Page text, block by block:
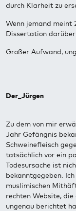
durch Klarheit zu
Wenn jemand meint
Dissertation
Großer Aufwand,
Der_Jürgen
Zu dem von mir
Jahr Gefängnis
Schweinefleisch
tatsächlich vor ein
Todesursache ist
bekanntgegeben.
muslimischen
rechten Website,
ungenau berichtet